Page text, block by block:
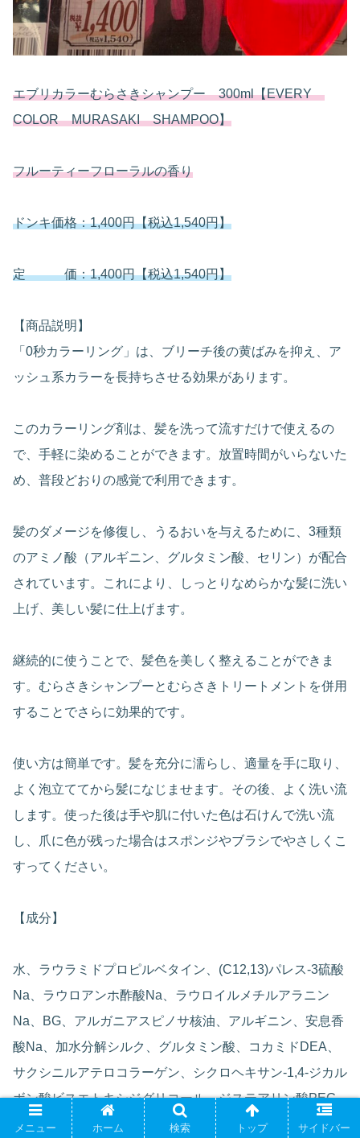
エブリカラーむらさきシャンプー 300ml【EVERY
COLOR MURASAKI SHAMPOO】
フルーティーフローラルの香り
ドンキ価格：1,400円【税込1,540円】
定 価：1,400円【税込1,540円】
【商品説明】
「0秒カラーリング」は、ブリーチ後の黄ばみを抑え、ア
ッシュ系カラーを長持ちさせる効果があります。
このカラーリング剤は、髪を洗って流すだけで使えるの
で、手軽に染めることができます。放置時間がいらないた
め、普段どおりの感覚で利用できます。
髪のダメージを修復し、うるおいを与えるために、3種類
のアミノ酸（アルギニン、グルタミン酸、セリン）が配合
されています。これにより、しっとりなめらかな髪に洗い
上げ、美しい髪に仕上げます。
継続的に使うことで、髪色を美しく整えることができま
す。むらさきシャンプーとむらさきトリートメントを併用
することでさらに効果的です。
使い方は簡単です。髪を充分に濡らし、適量を手に取り、
よく泡立ててから髪になじませます。その後、よく洗い流
します。使った後は手や肌に付いた色は石けんで洗い流
し、爪に色が残った場合はスポンジやブラシでやさしくこ
すってください。
【成分】
水、ラウラミドプロピルベタイン、(C12,13)パレス-3硫酸
Na、ラウロアンホ酢酸Na、ラウロイルメチルアラニン
Na、BG、アルガニアスピノサ核油、アルギニン、安息香
酸Na、加水分解シルク、グルタミン酸、コカミドDEA、
サクシニルアテロコラーゲン、シクロヘキサン-1,4-ジカル
ボン酸ビスエトキシジグリコール、ジステアリン酸PEG-
150、セリン、フェノキシエタノール、ポリクオタニウ
メニュー ホーム 検索 トップ サイドバー